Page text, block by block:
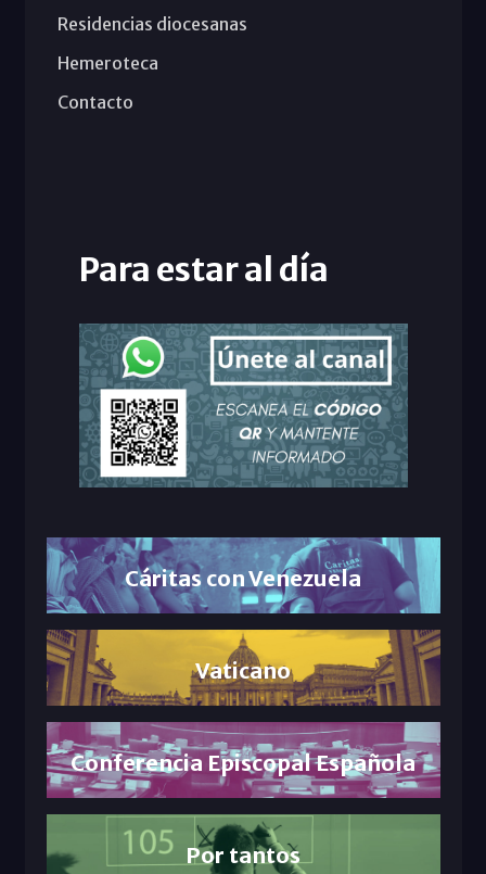
Residencias diocesanas
Hemeroteca
Contacto
Para estar al día
Cáritas con Venezuela
Vaticano
Conferencia Episcopal Española
Por tantos